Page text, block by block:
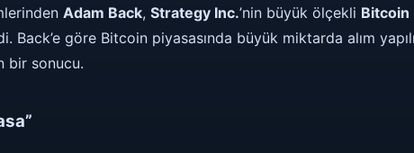
Adam Back, Strategy Inc.’nin büyük ölçekli Bitcoin
Back’e göre Bitcoin piyasasında büyük miktarda alım
bir sonucu.